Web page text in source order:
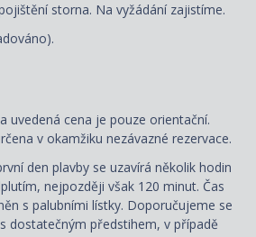
storna. Na vyžádání zajistíme.
uvedená cena je pouze orientační.
v okamžiku nezávazné rezervace.
den plavby se uzavírá několik hodin
nejpozději však 120 minut. Čas
s palubními lístky. Doporučujeme se
dostatečným předstihem, v případě